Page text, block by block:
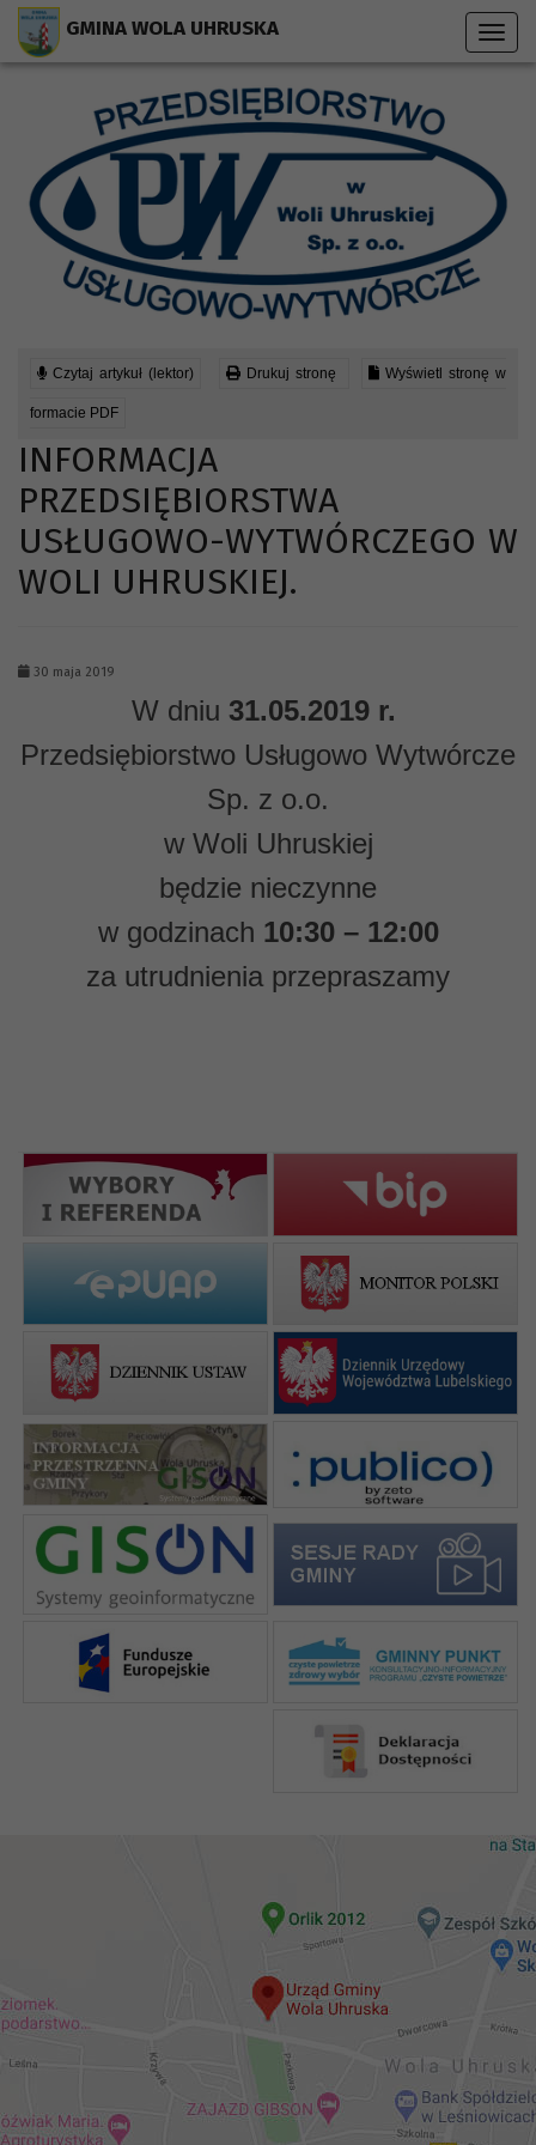
GMINA WOLA UHRUSKA
Czytaj artykuł (lektor) Drukuj stronę Wyświetl stronę w
formacie PDF
INFORMACJA
PRZEDSIĘBIORSTWA
USŁUGOWO-WYTWÓRCZEGO W
WOLI UHRUSKIEJ.
30 maja 2019
W dniu 31.05.2019 r.
Przedsiębiorstwo Usługowo Wytwórcze
Sp. z o.o.
w Woli Uhruskiej
będzie nieczynne
w godzinach 10:30 – 12:00
za utrudnienia przepraszamy